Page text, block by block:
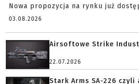
Nowa propozycja na rynku już
03.08.2026
Airsoftowe Strike
22.07.2026
Stark Arms SA-226